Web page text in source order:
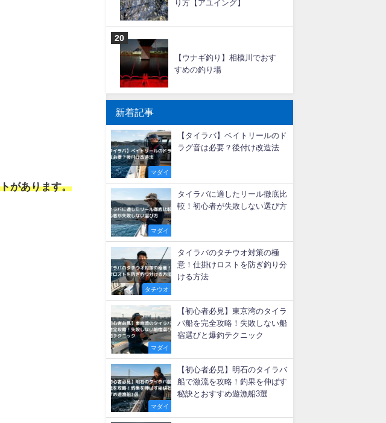
大アジ釣りの仕掛けと釣り方
タチウオ釣りの時期（シーズ
鮎のルアー釣りタックルと釣
り方【アユイング】
【ウナギ釣り】相模川でおす
新着記事
マダイ
ラグ音は必要？後付け改造法
マダイ
較！初心者が失敗しない選び方
意！仕掛けロストを防ぎ釣り分